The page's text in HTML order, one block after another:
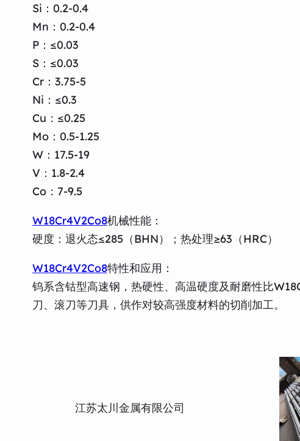
Si：0.2-0.4
Mn：0.2-0.4
P：≤0.03
S：≤0.03
Cr：3.75-5
Ni：≤0.3
Cu：≤0.25
Mo：0.5-1.25
W：17.5-19
V：1.8-2.4
Co：7-9.5
W18Cr4V2Co8机械性能：
硬度：退火态≤285（BHN）；热处理≥63（HRC）
W18Cr4V2Co8特性和应用：
钨系含钴型高速钢，热硬性、高温硬度及耐磨性比
刀、滚刀等刀具，供作对较高强度材料的切削加工。
江苏太川金属有限公司